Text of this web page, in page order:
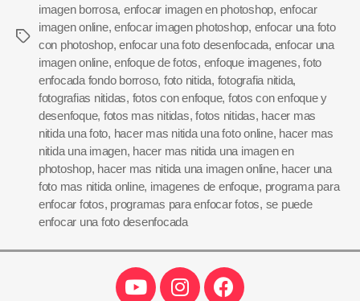
imagen borrosa, enfocar imagen en photoshop, enfocar
imagen online,enfocar imagen photoshop, enfocar una foto
con photoshop,enfocar una foto desenfocada, enfocar una
imagen online,enfoque de fotos, enfoque imagenes,foto
enfocada fondo borroso, foto nitida, fotografia nitida,
fotografias nitidas, fotos con enfoque, fotos con enfoque y
desenfoque, fotos mas nitidas,fotos nitidas, hacer mas
nitida una foto, hacer mas nitida una foto online, hacer mas
nitida una imagen, hacer mas nitida una imagen en
photoshop, hacer mas nitida una imagen online, hacer una
foto mas nitida online, imagenes de enfoque, programa para
enfocar fotos, programas para enfocar fotos, se puede
enfocar una foto desenfocada